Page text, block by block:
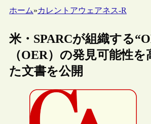
ホーム»カレントアウェアネス-R
米・SPARCが組織する
（OER）の発見可能性
た文書を公開